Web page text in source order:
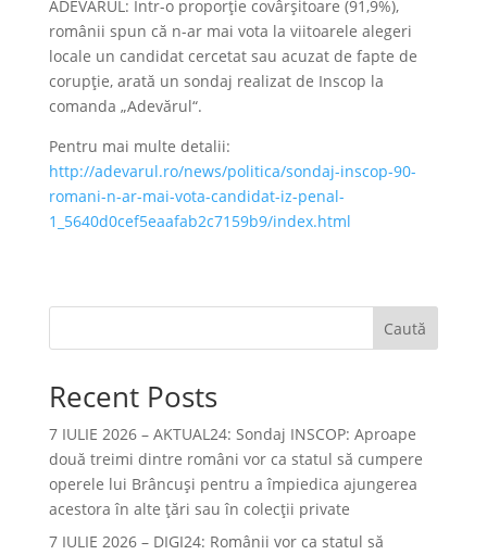
ADEVARUL: Într-o proporţie covârşitoare (91,9%),
românii spun că n-ar mai vota la viitoarele alegeri
locale un candidat cercetat sau acuzat de fapte de
corupţie, arată un sondaj realizat de Inscop la
comanda „Adevărul“.
Pentru mai multe detalii:
http://adevarul.ro/news/politica/sondaj-inscop-90-
romani-n-ar-mai-vota-candidat-iz-penal-
1_5640d0cef5eaafab2c7159b9/index.html
Caută
Recent Posts
7 IULIE 2026 – AKTUAL24: Sondaj INSCOP: Aproape
două treimi dintre români vor ca statul să cumpere
operele lui Brâncuşi pentru a împiedica ajungerea
acestora în alte ţări sau în colecţii private
7 IULIE 2026 – DIGI24: Românii vor ca statul să